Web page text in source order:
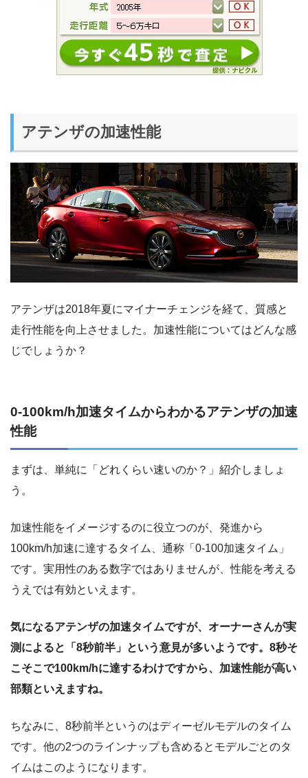
アテンザの加速性能
アテンザは2018年夏にマイナーチェンジを経て、質感と
走行性能を向上させました。加速性能についてはどんな感
じでしょうか？
0-100km/h加速タイムからわかるアテンザの加速
性能
まずは、単純に「どれくらい速いのか？」紹介しましょ
う。
加速性能をイメージするのに役立つのが、発進から
100km/h加速に達するタイム、通称「0-100加速タイム」
です。実用性のある数字ではありませんが、性能を考える
うえでは有効といえます。
気になるアテンザの加速タイムですが、オーナーさんが実
測によると「8秒前半」という意見が多いようです。8秒そ
こそこで100km/hに達するわけですから、加速性能が高い
部類といえますね。
ちなみに、8秒前半というのはディーゼルモデルのタイム
です。他の2つのラインナップも含めるとモデルごとのタ
イムはこのようになります。